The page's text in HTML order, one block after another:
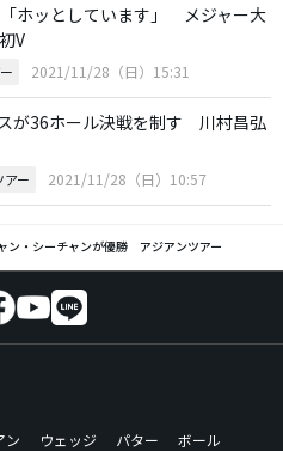
ホッとしています」 メジャー大
V
2021/11/28（日）15:31
が36ホール決戦を制す 川村昌弘
アー 2021/11/28（日）10:57
ン・シーチャンが優勝 アジアンツアー
ン ウェッジ パター
ボール